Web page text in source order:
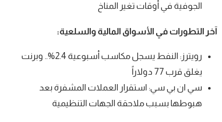
الجوفية في أوقات تغير المناخ
آخر التطورات في الأسواق المالية والسلعية:
رويترز: النفط يسجل مكاسب أسبوعية 2.4%.. وبرنت
يغلق قرب 77 دولاراً
سي ان بي سي: استقرار العملات المشفرة بعد
هبوطها بسبب ملاحقة الجهات التنظيمية